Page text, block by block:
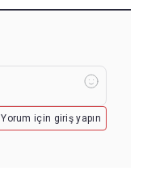
Yorum için giriş yapın